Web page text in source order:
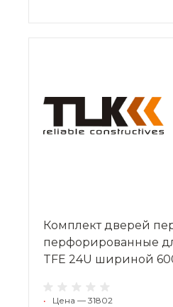
Комплект дверей
перфорированные
TFE 24U шириной
• Цена — 31802